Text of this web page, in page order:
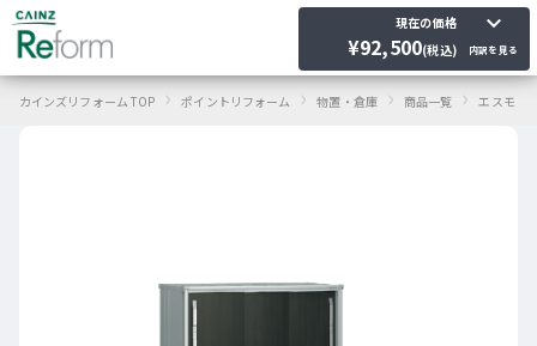
カインズリフォーム TOP › ポイントリフォーム › 物置・倉庫 › 商品一覧 › エスモ
現在の価格
¥92,500(税込)
keyboard_arrow_down
内訳を見る